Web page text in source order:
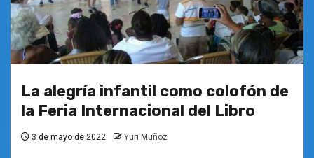
La alegría infantil como colofón de
la Feria Internacional del Libro
3 de mayo de 2022 Yuri Muñoz